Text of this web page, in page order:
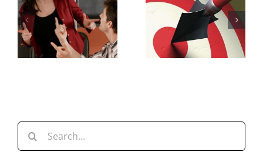
Efectividad
Gerencial
Emociones
en las
Search
for: